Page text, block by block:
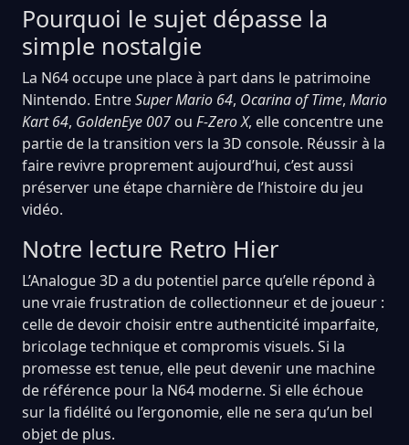
Pourquoi le sujet dépasse la
simple nostalgie
La N64 occupe une place à part dans le patrimoine
Nintendo. EntreSuper Mario 64, Ocarina of Time, Mario
Kart 64, GoldenEye 007 ou F-Zero X, elle concentre une
partie de la transition vers la 3D console. Réussir à la
faire revivre proprement aujourd’hui, c’est aussi
préserver une étape charnière de l’histoire du jeu
vidéo.
Notre lecture Retro Hier
L’Analogue 3D a du potentiel parce qu’elle répond à
une vraie frustration de collectionneur et de joueur :
celle de devoir choisir entre authenticité imparfaite,
bricolage technique et compromis visuels. Si la
promesse est tenue, elle peut devenir une machine
de référence pour la N64 moderne. Si elle échoue
sur la fidélité ou l’ergonomie, elle ne sera qu’un bel
objet de plus.